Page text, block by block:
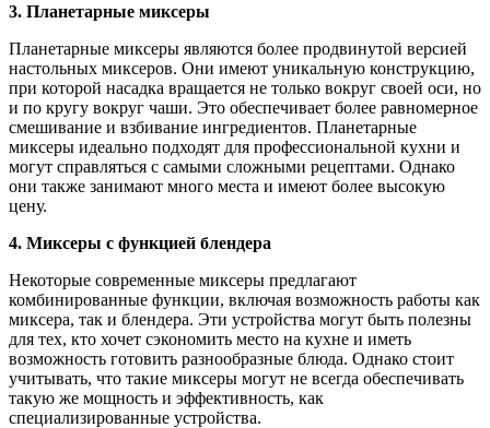
3. Планетарные миксеры
Планетарные миксеры являются более продвинутой версией
настольных миксеров. Они имеют уникальную конструкцию,
при которой насадка вращается не только вокруг своей оси, но
и по кругу вокруг чаши. Это обеспечивает более равномерное
смешивание и взбивание ингредиентов. Планетарные
миксеры идеально подходят для профессиональной кухни и
могут справляться с самыми сложными рецептами. Однако
они также занимают много места и имеют более высокую
цену.
4. Миксеры с функцией блендера
Некоторые современные миксеры предлагают
комбинированные функции, включая возможность работы как
миксера, так и блендера. Эти устройства могут быть полезны
для тех, кто хочет сэкономить место на кухне и иметь
возможность готовить разнообразные блюда. Однако стоит
учитывать, что такие миксеры могут не всегда обеспечивать
такую же мощность и эффективность, как
специализированные устройства.